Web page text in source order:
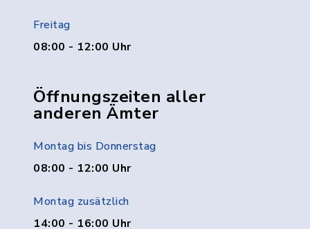
Freitag
08:00 - 12:00 Uhr
Öffnungszeiten aller
anderen Ämter
Montag bis Donnerstag
08:00 - 12:00 Uhr
Montag zusätzlich
14:00 - 16:00 Uhr